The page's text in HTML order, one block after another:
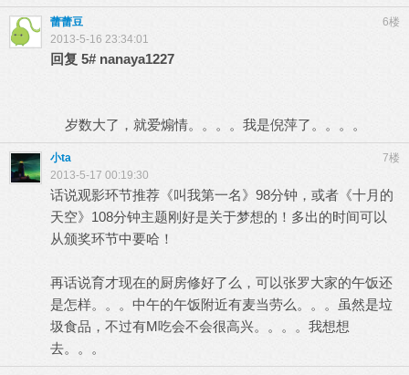
6楼
蕾蕾豆
2013-5-16 23:34:01
回复 5# nanaya1227
岁数大了，就爱煽情。。。。我是倪萍了。。。。
7楼
小ta
2013-5-17 00:19:30
话说观影环节推荐《叫我第一名》98分钟，或者《十月的
天空》108分钟主题刚好是关于梦想的！多出的时间可以
从颁奖环节中要哈！
再话说育才现在的厨房修好了么，可以张罗大家的午饭还
是怎样。。。中午的午饭附近有麦当劳么。。。虽然是垃
圾食品，不过有M吃会不会很高兴。。。。我想想
去。。。